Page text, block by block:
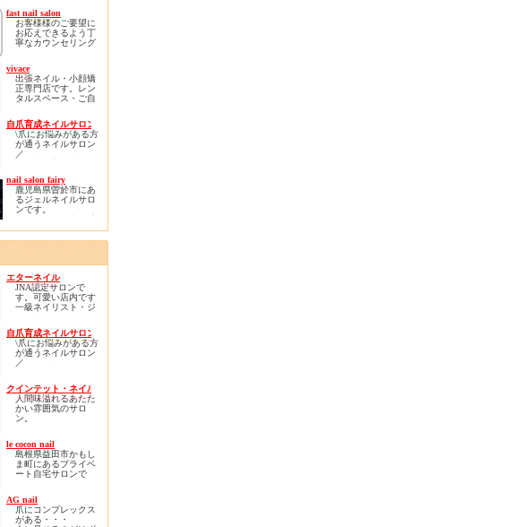
長さ出し 1本/\500
（5本〜/\200）
補強 1本/\300
ハードジェルオフ コ
ースに＋\1500
\200/1個
ストーン埋め尽くし
\500/1本
パーツ類 \100〜/1個
3Dアート \500〜/1個
\1000 （お湯を使っ
た甘皮ケア）
＊オプションご希望
予約時間を確保する
為事前にご連絡をお
願い致します。
ご予約はお電話、
Nail book（オンライ
ン予約）で承ってお
ります。
fast nail salon
お客様様のご要望に
お応えできるよう丁
寧なカウンセリング
す。小さなお子様連
れの方もご安心下さ
い(^ ^)
vivace
出張ネイル・小顔矯
正専門店です。レン
タルスペース・ご自
能です。ネイルケア
2980円〜受け賜わり
ます。本店はネイル
施術にAI搭載技術を
導入し繊細なデザイ
す。是非最先端のネ
イルアートをお楽し
み下さい。
自爪育成ネイルサロン くろねこネイル 手稲
\爪にお悩みがある方
が通うネイルサロン
／
たい！
深爪、爪噛みとさよ
ならしたい！
自分の指先に自信を
自爪育成でお悩み解
消しませんか？
ジェルネイル育成、
ネイルケア育成、ア
クリル育成の三刀流
であなたにぴったり
の爪育方法をご提案
致します♪
nail salon fairy
鹿児島県曽於市にあ
るジェルネイルサロ
ンです。
の施術も行なってお
ります。
自宅サロンですので
要予約でお願い致し
ます♪
エターネイル
JNA認定サロンで
す。可愛い店内です
一級ネイリスト・ジ
ト。衛生管理士が働
いておりますので安
心・安全です。お友
達お誘い合わせの上
ご来店お待ちしてお
ハーモニージュリッ
シュ優良サロンにも
認定されており、プ
レミアムエデュケー
ターも在籍しており
サロンにお気軽にお
問い合わせ下さい
自爪育成ネイルサロン くろねこネイル 手稲
\爪にお悩みがある方
が通うネイルサロン
／
たい！
深爪、爪噛みとさよ
ならしたい！
自分の指先に自信を
自爪育成でお悩み解
消しませんか？
ジェルネイル育成、
ネイルケア育成、ア
クリル育成の三刀流
の爪育方法をご提案
致します♪
クインテット・ネイル笹塚店
人間味溢れるあたた
かい雰囲気のサロ
ン。
つろいでいるような
癒し・日頃の疲れを
癒して頂ける空間。
ルの楽しさ、美しさ
を感じていただける
様に心がけていま
le cocon nail
島根県益田市かもし
ま町にあるプライベ
ート自宅サロンで
¨̮ 🫶🏻)お持ち込み画
像も大歓迎
可愛いけどどこか品
AG nail
爪にコンプレックス
がある・・・